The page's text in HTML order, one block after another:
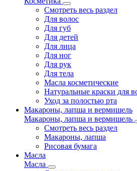
Смотреть весь раздел
Для волос
Для губ
Для детей
Для лица
Для ног
Для рук
Для тела
Масла косметические
Натуральные краски для
Уход за полостью рта
Макароны, лапша и вермишель
Макароны, лапша и вермишель
Смотреть весь раздел
Макароны, лапша
Рисовая бумага
Масла
Масла